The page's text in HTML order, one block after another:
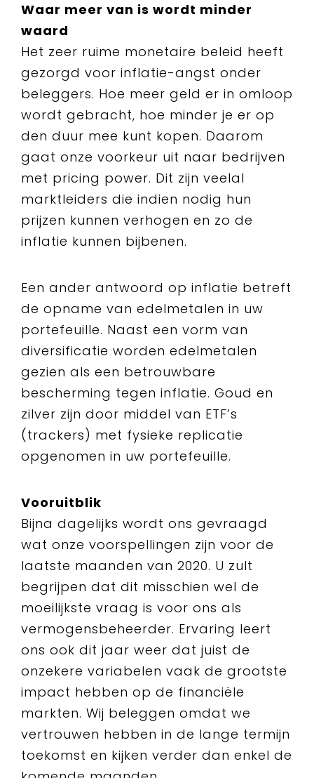
Waar meer van is wordt minder
waard
Het zeer ruime monetaire beleid heeft
gezorgd voor inflatie-angst onder
beleggers. Hoe meer geld er in omloop
wordt gebracht, hoe minder je er op
den duur mee kunt kopen. Daarom
gaat onze voorkeur uit naar bedrijven
met pricing power. Dit zijn veelal
marktleiders die indien nodig hun
prijzen kunnen verhogen en zo de
inflatie kunnen bijbenen.
Een ander antwoord op inflatie betreft
de opname van edelmetalen in uw
portefeuille. Naast een vorm van
diversificatie worden edelmetalen
gezien als een betrouwbare
bescherming tegen inflatie. Goud en
zilver zijn door middel van ETF’s
(trackers) met fysieke replicatie
opgenomen in uw portefeuille.
Vooruitblik
Bijna dagelijks wordt ons gevraagd
wat onze voorspellingen zijn voor de
laatste maanden van 2020. U zult
begrijpen dat dit misschien wel de
moeilijkste vraag is voor ons als
vermogensbeheerder. Ervaring leert
ons ook dit jaar weer dat juist de
onzekere variabelen vaak de grootste
impact hebben op de financiële
markten. Wij beleggen omdat we
vertrouwen hebben in de lange termijn
toekomst en kijken verder dan enkel de